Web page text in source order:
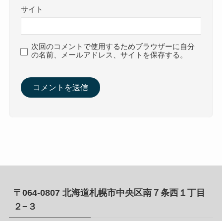
サイト
次回のコメントで使用するためブラウザーに自分
の名前、メールアドレス、サイトを保存する。
〒064-0807 北海道札幌市中央区南７条西１丁目
２−３